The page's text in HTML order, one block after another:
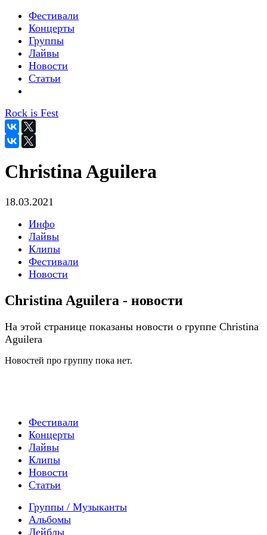
Фестивали
Концерты
Группы
Лайвы
Новости
Статьи
Rock is Fest
Christina Aguilera
18.03.2021
Инфо
Лайвы
Клипы
Фестивали
Новости
Christina Aguilera - новости
На этой странице показаны новости о группе Christina
Aguilera
Новостей про группу пока нет.
Фестивали
Концерты
Лайвы
Клипы
Новости
Статьи
Группы / Музыканты
Альбомы
Лейблы